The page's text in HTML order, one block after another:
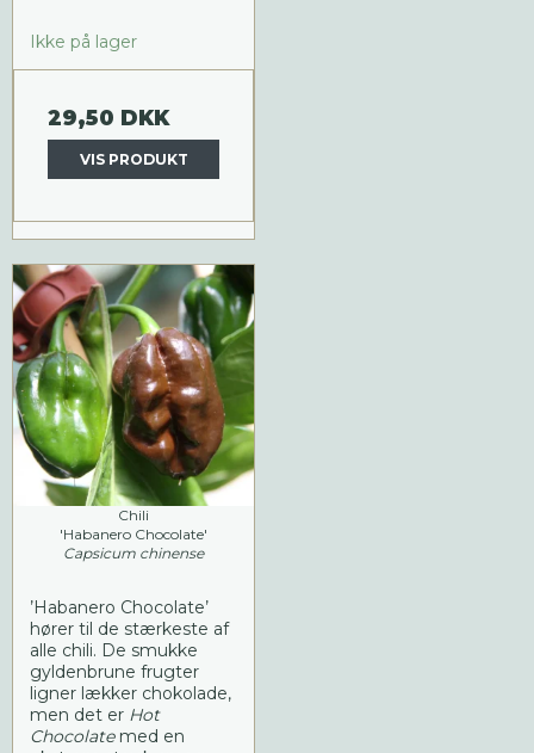
Ikke på lager
29,50 DKK
VIS PRODUKT
Chili
'Habanero Chocolate'
Capsicum chinense
’Habanero Chocolate’
hører til de stærkeste af
alle chili. De smukke
gyldenbrune frugter
ligner lækker chokolade,
men det er Hot
Chocolatemed en